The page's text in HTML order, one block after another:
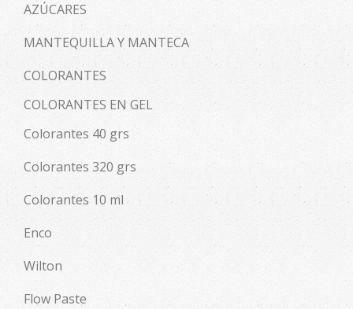
AZÚCARES
MANTEQUILLA Y MANTECA
COLORANTES
COLORANTES EN GEL
Colorantes 40 grs
Colorantes 320 grs
Colorantes 10 ml
Enco
Wilton
Flow Paste